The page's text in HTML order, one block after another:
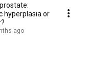
hyperplasia or
ago